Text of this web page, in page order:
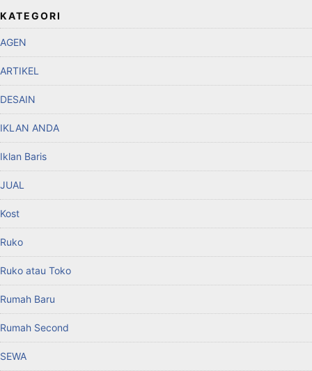
KATEGORI
AGEN
ARTIKEL
DESAIN
IKLAN ANDA
Iklan Baris
JUAL
Kost
Ruko
Ruko atau Toko
Rumah Baru
Rumah Second
SEWA